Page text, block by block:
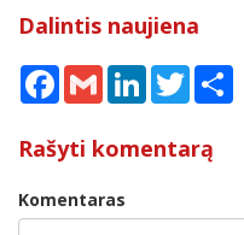
Dalintis naujiena
Facebook
Gmail LinkedInTwitter
Rašyti komentarą
Komentaras